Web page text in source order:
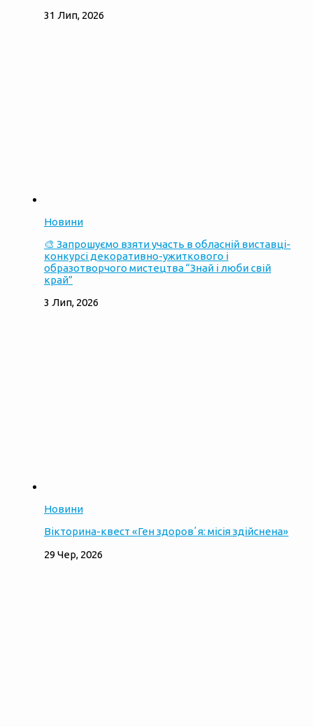
31 Лип, 2026
Новини
🎨 Запрошуємо взяти участь в обласній виставці-
конкурсі декоративно-ужиткового і
образотворчого мистецтва “Знай і люби свій
край”
3 Лип, 2026
Новини
Вікторина-квест «Ген здоровʼя: місія здійснена»
29 Чер, 2026